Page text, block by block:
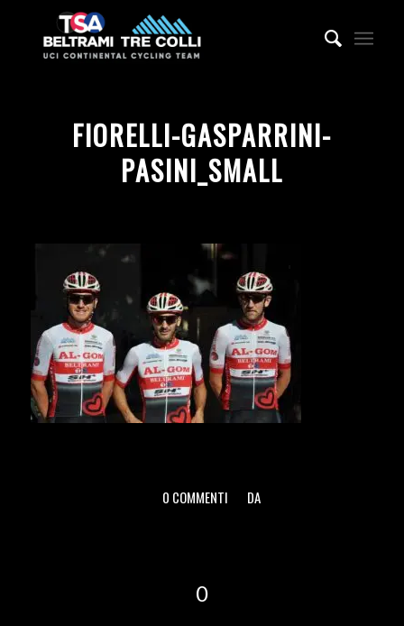
FIORELLI-GASPARRINI-
PASINI_SMALL
0 COMMENTI
/ DA
0